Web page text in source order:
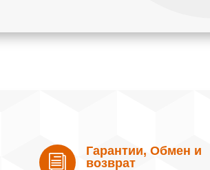
i
Гарантии, Обмен и
возврат